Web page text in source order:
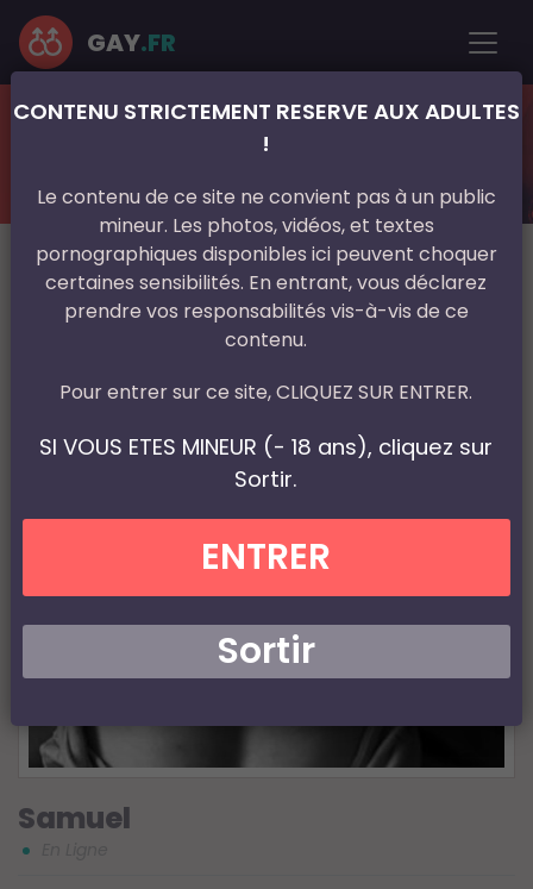
CONTENU STRICTEMENT RESERVE AUX ADULTES
!
Le contenu de ce site ne convient pas à un public
mineur. Les photos, vidéos, et textes
pornographiques disponibles ici peuvent choquer
certaines sensibilités. En entrant, vous déclarez
prendre vos responsabilités vis-à-vis de ce
contenu.
Pour entrer sur ce site, CLIQUEZ SUR ENTRER.
SI VOUS ETES MINEUR (- 18 ans), cliquez sur
Sortir.
ENTRER
Sortir
GAY.FR
France Alsace Bas-Rhin Strasbourg
La curiosité d’un ttbm, gay passif à
Samuel